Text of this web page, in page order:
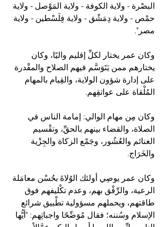
البصْرة - ولاية الكوفة - ولاية المَوْصل - ولاية
حمْص - ولاية دِمَشْق - ولاية فِلَسْطين - ولاية
مصر".
وكان عمر يختار لكلِّ إقليم واليًا، وكان
يختارهم ممن يَتَوَسَّم فيهم الصلاح والمقْدرة
على إدارة شؤون الولاية، والقِيام بالمهام
المُلْقاة على عواتقِهم.
وكان مِن مهام الوالي: إمامة الناس في
الصلاة، والقضاء بينهم بالحقِّ، وتقْسيم
الغنائم والعُشُور، وجَمْع الزكاة والجِزْية
والخَرَاج.
وكان عمر يوصِي أولئك الوُلاةَ بحُسْن معامَلة
الرعية، والرِّفْق بهم، وعدم تكْليفهم فوق
طاقتهم، ويحملهم مسؤولية تطْبيق شرائع
الإسلام وسُننه؛ فقال مُوَضِّحًا واجباتِهم: "أيُّها